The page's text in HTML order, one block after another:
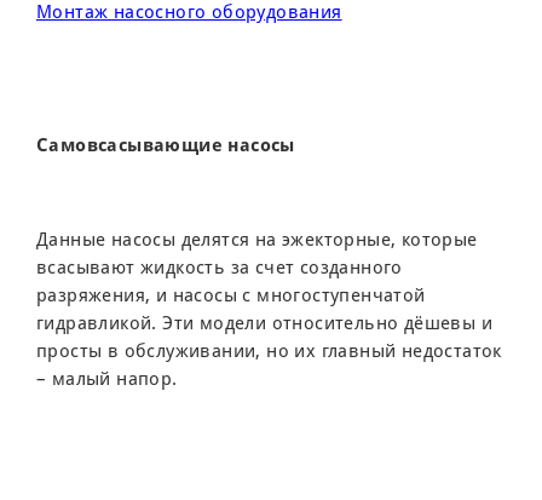
Монтаж насосного оборудования
Самовсасывающие насосы
Данные насосы делятся на эжекторные, которые
всасывают жидкость за счет созданного
разряжения, и насосы с многоступенчатой
гидравликой. Эти модели относительно дёшевы и
просты в обслуживании, но их главный недостаток
– малый напор.